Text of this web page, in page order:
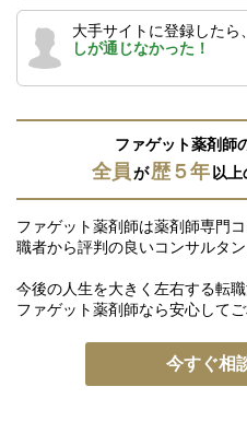
大手サイトに登録したら
しが通じなかった！
ファゲット薬剤師
全員が歴５年 以上
ファゲット薬剤師は薬剤師専門
職者から評判の良いコンサルタ
今後の人生を大きく左右する転職
ファゲット薬剤師なら安心してご
今すぐ相